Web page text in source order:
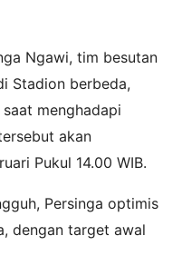
Ngawi, tim besutan
Stadion berbeda,
menghadapi
akan
Pukul 14.00 WIB.
Persinga optimis
dengan target awal